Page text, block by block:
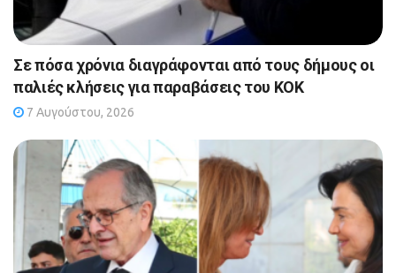
Σε πόσα χρόνια διαγράφονται από τους δήμους οι
παλιές κλήσεις για παραβάσεις του ΚΟΚ
7 Αυγούστου, 2026